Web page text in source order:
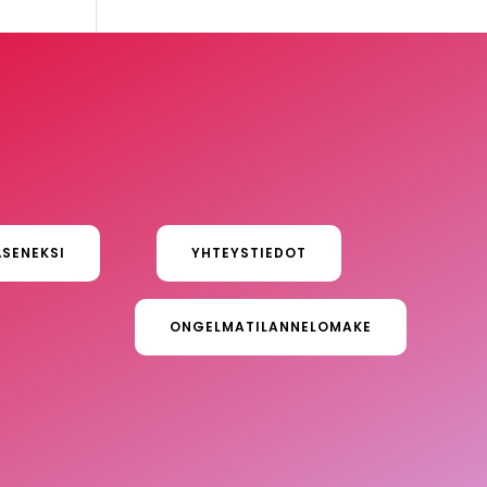
YHTEYSTIEDOT
ONGELMATILANNELOMAKE